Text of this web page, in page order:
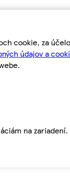
cookie, za
údajov a
na zariadení.